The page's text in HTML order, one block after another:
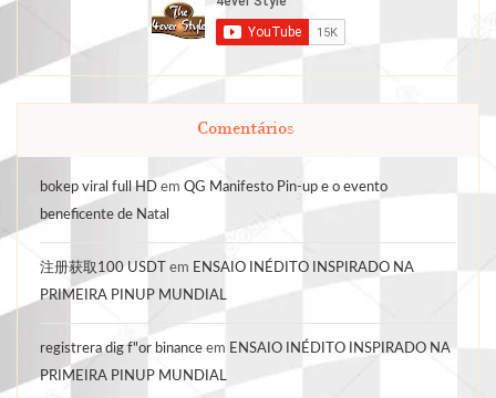
Comentários
bokep viral full HD em QG Manifesto Pin-up e o evento
beneficente de Natal
注册获取100 USDT em ENSAIO INÉDITO INSPIRADO NA
PRIMEIRA PINUP MUNDIAL
registrera dig f"or binance em ENSAIO INÉDITO INSPIRADO NA
PRIMEIRA PINUP MUNDIAL